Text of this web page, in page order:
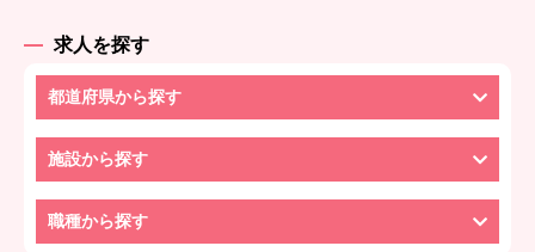
求人を探す
都道府県から探す
施設から探す
職種から探す